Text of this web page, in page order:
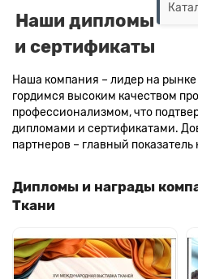
Наши дипломы
и сертификаты
Наша компания – лидер на
гордимся высоким качеством
профессионализмом, что
дипломами и сертификатами.
партнеров – главный
Дипломы и награды
Ткани